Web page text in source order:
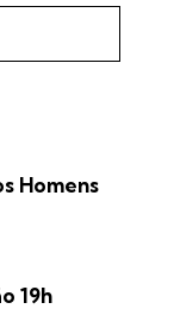
Homens
19h